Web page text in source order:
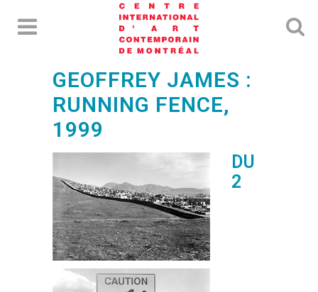
GEOFFREY JAMES :
RUNNING FENCE,
1999
DU
2